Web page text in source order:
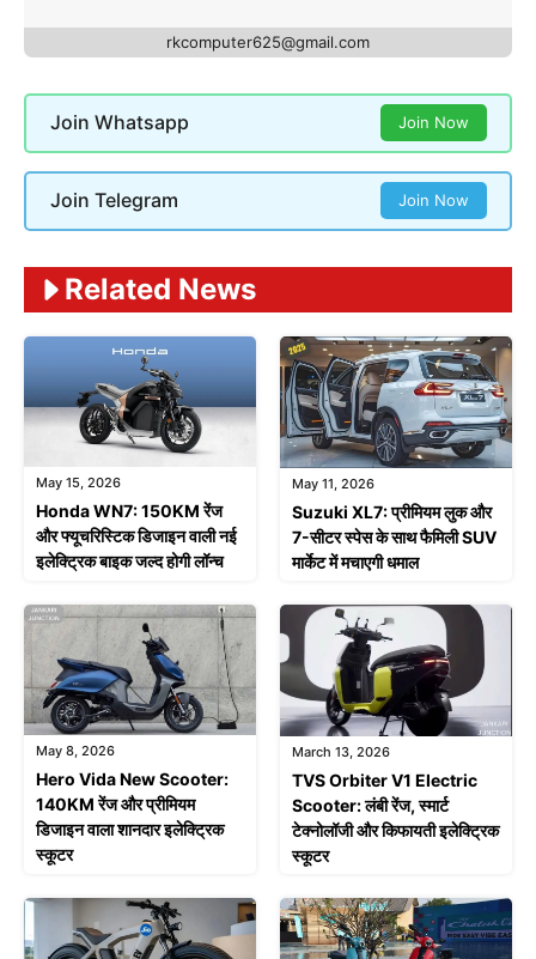
rkcomputer625@gmail.com
Join Whatsapp Join Now
Join Telegram Join Now
Related News
May 15, 2026
Honda WN7: 150KM रेंज
और फ्यूचरिस्टिक डिजाइन वाली नई
इलेक्ट्रिक बाइक जल्द होगी लॉन्च
May 11, 2026
Suzuki XL7: प्रीमियम लुक और
7-सीटर स्पेस के साथ फैमिली SUV
मार्केट में मचाएगी धमाल
May 8, 2026
Hero Vida New Scooter:
140KM रेंज और प्रीमियम
डिजाइन वाला शानदार इलेक्ट्रिक
स्कूटर
March 13, 2026
TVS Orbiter V1 Electric
Scooter: लंबी रेंज, स्मार्ट
टेक्नोलॉजी और किफायती इलेक्ट्रिक
स्कूटर